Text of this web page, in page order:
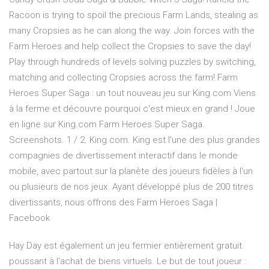
Racoon is trying to spoil the precious Farm Lands, stealing as
many Cropsies as he can along the way. Join forces with the
Farm Heroes and help collect the Cropsies to save the day!
Play through hundreds of levels solving puzzles by switching,
matching and collecting Cropsies across the farm! Farm
Heroes Super Saga : un tout nouveau jeu sur King.com Viens
à la ferme et découvre pourquoi c'est mieux en grand ! Joue
en ligne sur King.com Farm Heroes Super Saga.
Screenshots. 1 / 2. King.com. King est l'une des plus grandes
compagnies de divertissement interactif dans le monde
mobile, avec partout sur la planète des joueurs fidèles à l'un
ou plusieurs de nos jeux. Ayant développé plus de 200 titres
divertissants, nous offrons des Farm Heroes Saga |
Facebook
Hay Day est également un jeu fermier entièrement gratuit
poussant à l'achat de biens virtuels. Le but de tout joueur :